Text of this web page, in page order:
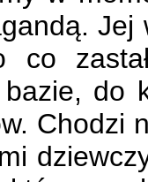
do
Chodzi